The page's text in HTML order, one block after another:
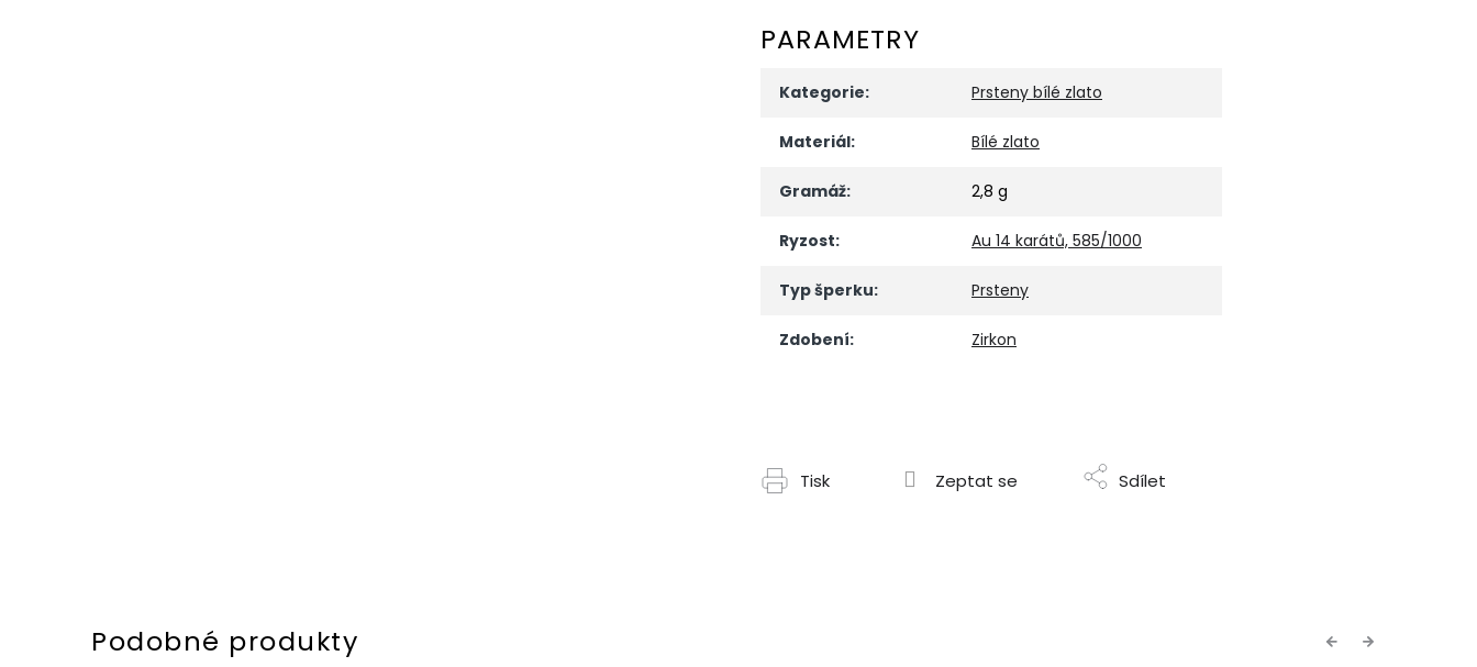
PARAMETRY
Kategorie: Prsteny bílé zlato
Materiál: Bílé zlato
Gramáž: 2,8 g
Ryzost: Au 14 karátů, 585/1000
Typ šperku: Prsteny
Zdobení: Zirkon
Tisk Zeptat se Sdílet
Previous
Next